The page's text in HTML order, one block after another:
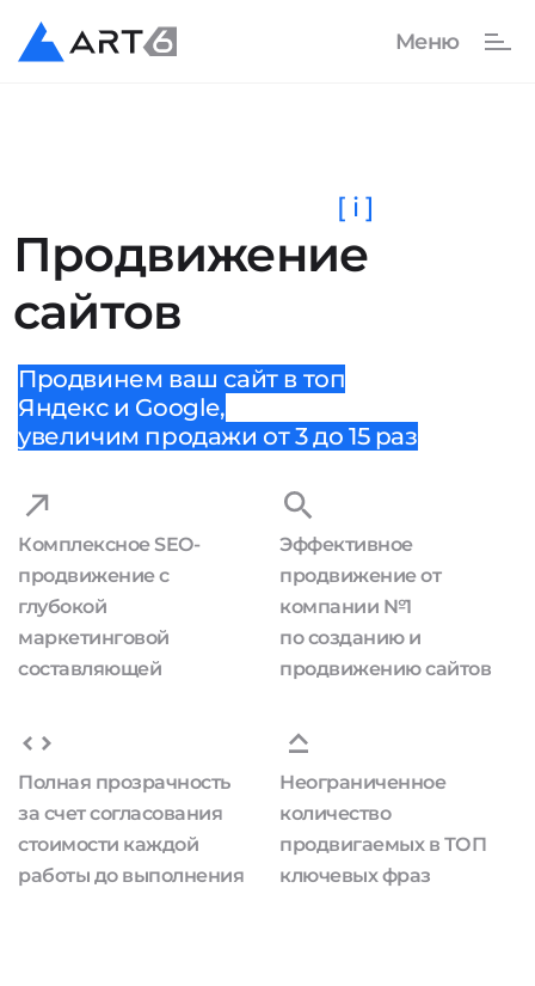
Продвижение
сайтов
[ i ]
Продвинем ваш сайт в топ
Яндекс и Google,
увеличим продажи от 3 до 15 раз
Комплексное SEO-
продвижение с
глубокой
маркетинговой
составляющей
Эффективное
продвижение от
компании №1
по созданию и
продвижению сайтов
Полная прозрачность
за счет согласования
стоимости каждой
работы до выполнения
Неограниченное
количество
продвигаемых в ТОП
ключевых фраз